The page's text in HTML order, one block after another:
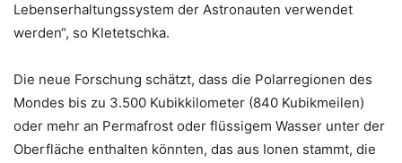
Lebenserhaltungssystem der Astronauten verwendet
werden“, so Kletetschka.
Die neue Forschung schätzt, dass die Polarregionen des
Mondes bis zu 3.500 Kubikkilometer (840 Kubikmeilen)
oder mehr an Permafrost oder flüssigem Wasser unter der
Oberfläche enthalten könnten, das aus Ionen stammt, die